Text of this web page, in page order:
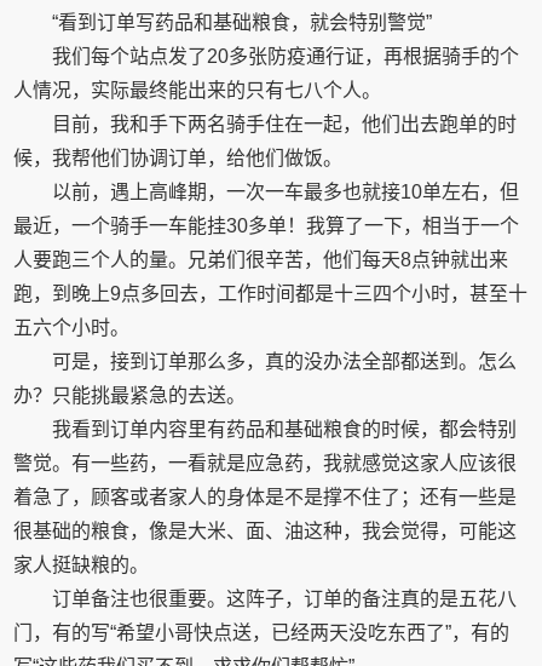
“看到订单写药品和基础粮食，就会特别警觉”
我们每个站点发了20多张防疫通行证，再根据骑手的个
人情况，实际最终能出来的只有七八个人。
目前，我和手下两名骑手住在一起，他们出去跑单的时
候，我帮他们协调订单，给他们做饭。
以前，遇上高峰期，一次一车最多也就接10单左右，但
最近，一个骑手一车能挂30多单！我算了一下，相当于一个
人要跑三个人的量。兄弟们很辛苦，他们每天8点钟就出来
跑，到晚上9点多回去，工作时间都是十三四个小时，甚至十
五六个小时。
可是，接到订单那么多，真的没办法全部都送到。怎么
办？只能挑最紧急的去送。
我看到订单内容里有药品和基础粮食的时候，都会特别
警觉。有一些药，一看就是应急药，我就感觉这家人应该很
着急了，顾客或者家人的身体是不是撑不住了；还有一些是
很基础的粮食，像是大米、面、油这种，我会觉得，可能这
家人挺缺粮的。
订单备注也很重要。这阵子，订单的备注真的是五花八
门，有的写“希望小哥快点送，已经两天没吃东西了”，有的